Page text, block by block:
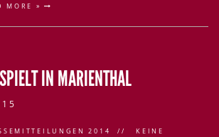
MORE »
IN MARIENTHAL
2014
KEINE